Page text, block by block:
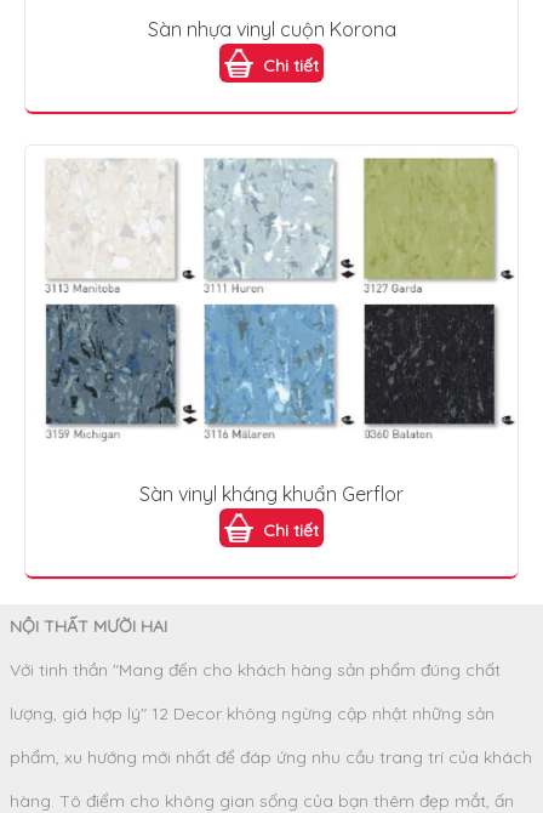
Sàn nhựa vinyl cuộn Korona
Chi tiết
Sàn vinyl kháng khuẩn Gerflor
Chi tiết
NỘI THẤT MƯỜI HAI
Với tinh thần "Mang đến cho khách hàng sản phẩm đúng chất
lượng, giá hợp lý" 12 Decor không ngừng cập nhật những sản
phẩm, xu hướng mới nhất để đáp ứng nhu cầu trang trí của khách
hàng. Tô điểm cho không gian sống của bạn thêm đẹp mắt, ấn